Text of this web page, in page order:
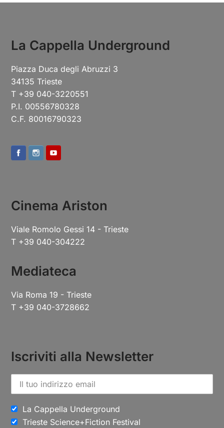
La Cappella Underground
Piazza Duca degli Abruzzi 3
34135 Trieste
T +39 040-3220551
P.I. 00556780328
C.F. 80016790323
Cinema Ariston
Viale Romolo Gessi 14 - Trieste
T +39 040-304222
Mediateca
Via Roma 19 - Trieste
T +39 040-3728662
Iscriviti alla Newsletter
La Cappella Underground
Trieste Science+Fiction Festival